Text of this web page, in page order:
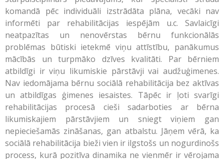
komandā pēc individuāli izstrādāta plāna, vecāki nav
informēti par rehabilitācijas iespējām u.c. Savlaicīgi
neatpazītas un nenovērstas bērnu funkcionālās
problēmas būtiski ietekmē viņu attīstību, panākumus
mācībās un turpmāko dzīves kvalitāti. Par bērniem
atbildīgi ir viņu likumiskie pārstāvji vai audžuģimenes.
Nav iedomājama bērnu sociālā rehabilitācija bez aktīvas
un atbildīgas ģimenes iesaistes. Tāpēc ir ļoti svarīgi
rehabilitācijas procesā cieši sadarboties ar bērna
likumiskajiem pārstāvjiem un sniegt viņiem gan
nepieciešamās zināšanas, gan atbalstu. Jāņem vērā, ka
sociālā rehabilitācija bieži vien ir ilgstošs un nogurdinošs
process, kurā pozitīva dinamika ne vienmēr ir vērojama